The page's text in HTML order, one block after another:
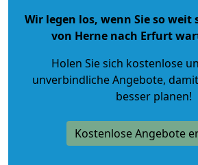
Wir legen los, wenn Sie so weit
von Herne nach Erfurt
Holen Sie sich kostenlose
unverbindliche Angebote,
besser planen!
Kostenlose Angebote